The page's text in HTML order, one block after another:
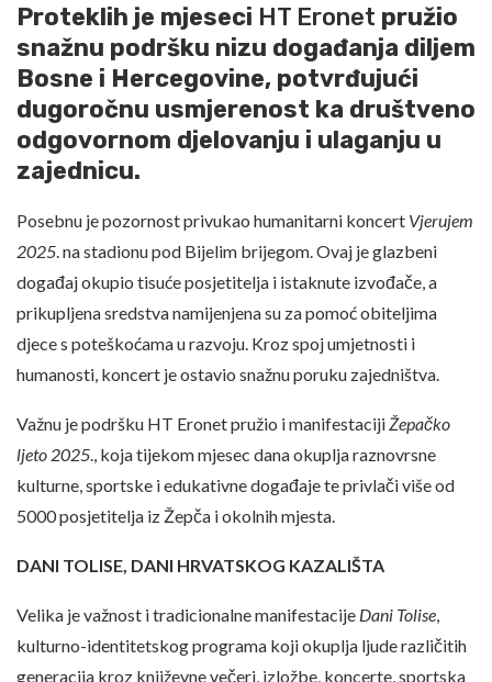
Proteklih je mjeseci HT Eronet pružio
snažnu podršku nizu događanja diljem
Bosne i Hercegovine, potvrđujući
dugoročnu usmjerenost ka društveno
odgovornom djelovanju i ulaganju u
zajednicu.
Posebnu je pozornost privukao humanitarni koncert Vjerujem
2025 . na stadionu pod Bijelim brijegom. Ovaj je glazbeni
događaj okupio tisuće posjetitelja i istaknute izvođače, a
prikupljena sredstva namijenjena su za pomoć obiteljima
djece s poteškoćama u razvoju. Kroz spoj umjetnosti i
humanosti, koncert je ostavio snažnu poruku zajedništva.
Važnu je podršku HT Eronet pružio i manifestaciji Žepačko
ljeto 2025 ., koja tijekom mjesec dana okuplja raznovrsne
kulturne, sportske i edukativne događaje te privlači više od
5000 posjetitelja iz Žepča i okolnih mjesta.
DANI TOLISE, DANI HRVATSKOG KAZALIŠTA
Velika je važnost i tradicionalne manifestacije Dani Tolise
kulturno-identitetskog programa koji okuplja ljude različitih
generacija kroz književne večeri, izložbe, koncerte, sportska